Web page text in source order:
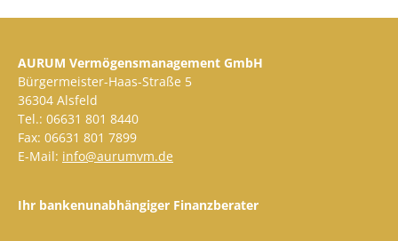
AURUM Vermögensmanagement GmbH
Bürgermeister-Haas-Straße 5
36304 Alsfeld
Tel.: 06631 801 8440
Fax: 06631 801 7899
E-Mail: info@aurumvm.de
Ihr bankenunabhängiger Finanzberater